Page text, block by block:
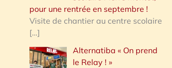
pour une rentrée en septembre !
Visite de chantier au centre scolaire
[…]
Alternatiba « On prend
le Relay ! »